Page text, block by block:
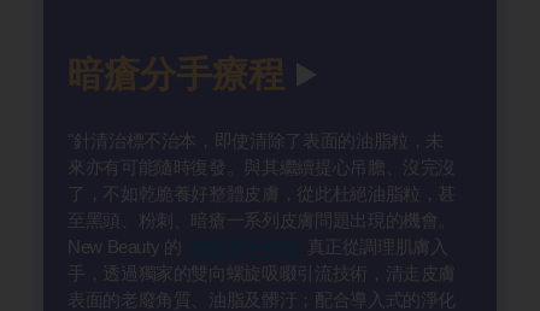
暗瘡分手療程
"針清治標不治本，即使清除了表面的油脂粒，未
來亦有可能隨時復發。與其繼續提心吊膽、沒完沒
了，不如乾脆養好整體皮膚，從此杜絕油脂粒，甚
至黑頭、粉刺、暗瘡一系列皮膚問題出現的機會。
New Beauty 的
真正從調理肌膚入
手，透過獨家的雙向螺旋吸啜引流技術，清走皮膚
表面的老廢角質、油脂及髒汙；配合導入式的淨化